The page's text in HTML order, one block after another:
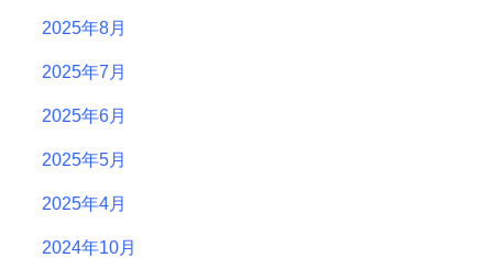
2025年8月
2025年7月
2025年6月
2025年5月
2025年4月
2024年10月